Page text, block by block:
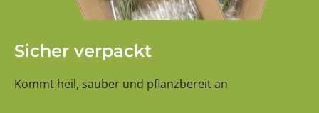
Sicher verpackt
Kommt heil, sauber und pflanzbereit an